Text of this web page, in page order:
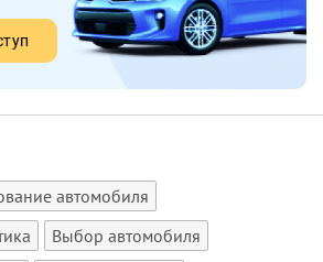
автомобиля
Выбор автомобиля